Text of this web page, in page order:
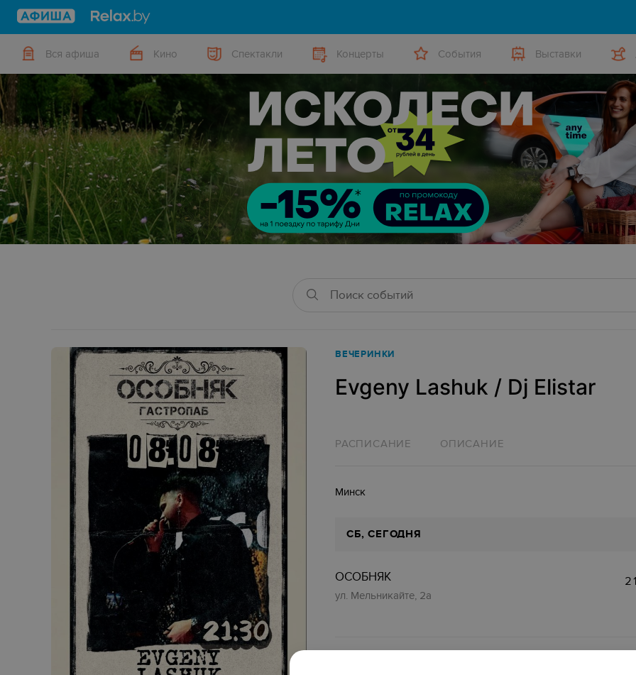
Вся афиша Кино Спектакли Концерты События Выставки
ВЕЧЕРИНКИ
Evgeny Lashuk / Dj Elistar
РАСПИСАНИЕ ОПИСАНИЕ
Минск
СБ, СЕГОДНЯ
ОСОБНЯК
ул. Мельникайте, 2а